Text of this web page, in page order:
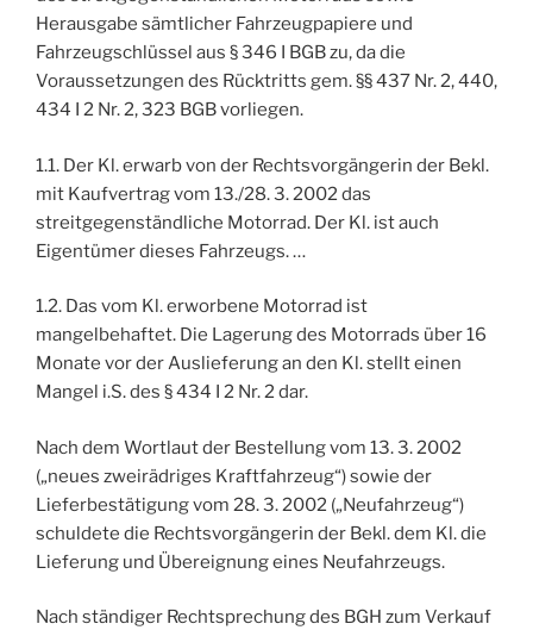
Herausgabe sämtlicher Fahrzeugpapiere und
Fahrzeugschlüssel aus § 346 I BGB zu, da die
Voraussetzungen des Rücktritts gem. §§ 437 Nr. 2, 440,
434 I 2 Nr. 2, 323 BGB vorliegen.
1.1. Der Kl. erwarb von der Rechtsvorgängerin der Bekl.
mit Kaufvertrag vom 13./28. 3. 2002 das
streitgegenständliche Motorrad. Der Kl. ist auch
Eigentümer dieses Fahrzeugs. …
1.2. Das vom Kl. erworbene Motorrad ist
mangelbehaftet. Die Lagerung des Motorrads über 16
Monate vor der Auslieferung an den Kl. stellt einen
Mangel i.S. des § 434 I 2 Nr. 2 dar.
Nach dem Wortlaut der Bestellung vom 13. 3. 2002
(„neues zweirädriges Kraftfahrzeug“) sowie der
Lieferbestätigung vom 28. 3. 2002 („Neufahrzeug“)
schuldete die Rechtsvorgängerin der Bekl. dem Kl. die
Lieferung und Übereignung eines Neufahrzeugs.
Nach ständiger Rechtsprechung des BGH zum Verkauf